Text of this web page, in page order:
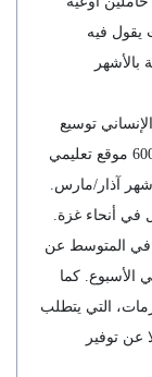
يقول فيه
بالأشهر
توسيع
نطاق خدمات التعليم، حيث يعمل حاليا أكثر من 600 موقع تعليمي
بنهاية شهر آذار/مارس.
في المتوسط عن
الأسبوع. كما
التي يتطلب
عن توفير